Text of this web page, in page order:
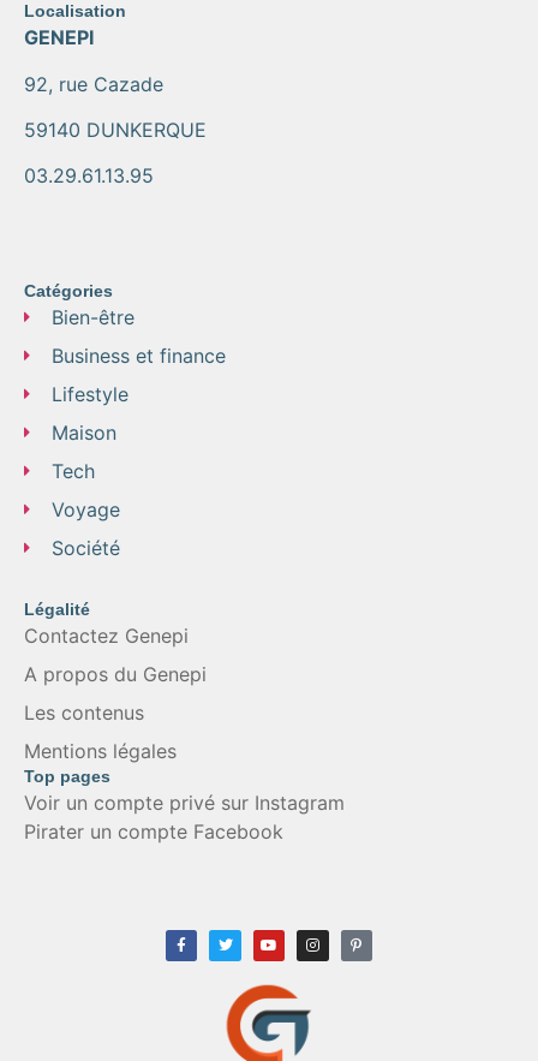
Localisation
GENEPI
92, rue Cazade
59140 DUNKERQUE
03.29.61.13.95
Catégories
Bien-être
Business et finance
Lifestyle
Maison
Tech
Voyage
Société
Légalité
Contactez Genepi
A propos du Genepi
Les contenus
Mentions légales
Top pages
Voir un compte privé sur Instagram
Pirater un compte Facebook